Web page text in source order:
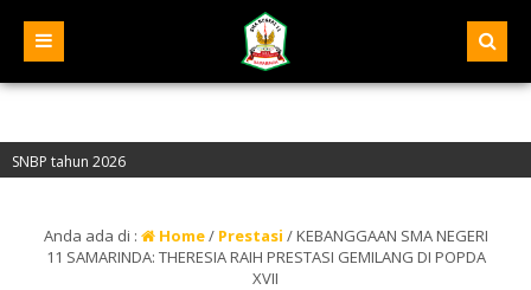
2026
“A” – Alamat : Jalan Pelita IV, Samarinda – Kalimantan Timur
Anda ada di : Home/ Prestasi /KEBANGGAAN SMA NEGERI
11 SAMARINDA: THERESIA RAIH PRESTASI GEMILANG DI POPDA
XVII